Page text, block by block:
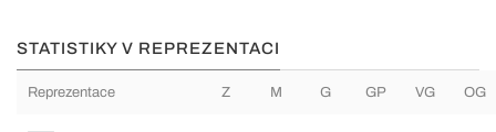
STATISTIKY V REPREZENTACI
Reprezentace Z M G GP VG OG